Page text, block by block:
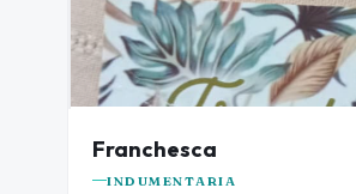
Franchesca
INDUMENTARIA